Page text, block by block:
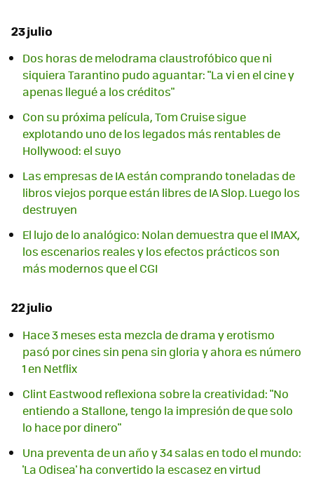
23 julio
Dos horas de melodrama claustrofóbico que ni
siquiera Tarantino pudo aguantar: "La vi en el cine y
apenas llegué a los créditos"
Con su próxima película, Tom Cruise sigue
explotando uno de los legados más rentables de
Hollywood: el suyo
Las empresas de IA están comprando toneladas de
libros viejos porque están libres de IA Slop. Luego los
destruyen
El lujo de lo analógico: Nolan demuestra que el IMAX,
los escenarios reales y los efectos prácticos son
más modernos que el CGI
22 julio
Hace 3 meses esta mezcla de drama y erotismo
pasó por cines sin pena sin gloria y ahora es número
1 en Netflix
Clint Eastwood reflexiona sobre la creatividad: "No
entiendo a Stallone, tengo la impresión de que solo
lo hace por dinero"
Una preventa de un año y 34 salas en todo el mundo:
'La Odisea' ha convertido la escasez en virtud